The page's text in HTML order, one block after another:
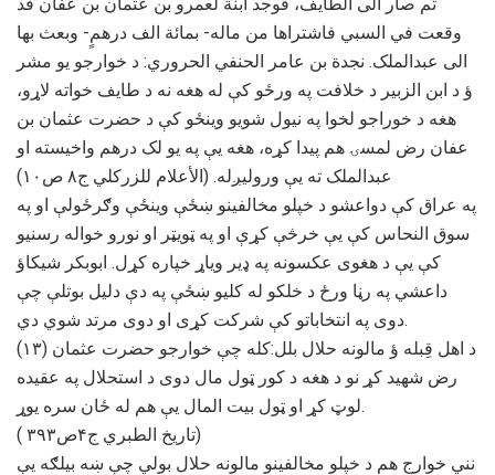
وقعت في السبي فاشتراها من ماله- بمائة الف درهمٍ- وبعث بها
الی عبدالملک. نجدة بن عامر الحنفي الحروري: د خوارجو یو مشر
ؤ د ابن الزبیر د خلافت په ورځو کې له هغه نه د طایف خواته لاړو،
هغه د خوراجو لخوا په نیول شویو وینځو کې د حضرت عثمان بن
عفان رض لمسۍ هم پیدا کړه، هغه یې په یو لک درهم واخیسته او
عبدالملک ته یې ورولیږله. (الأعلام للزركلي ج۸ ص۱۰)
په عراق کې دواعشو د خپلو مخالفینو ښځې وینځې وګرځولې او په
سوق النحاس کې یې خرڅې کړې او په ټویټر او نورو خواله رسنیو
کې یې د هغوی عکسونه په ډير ویاړ خپاره کړل. ابوبکر شیکاؤ
داعشي په رڼا ورځ د خلکو له کلیو ښځې په دې دلیل بوتلې چې
دوی په انتخاباتو کې شرکت کړی او دوی مرتد شوي دي.
(۱۳) د اهل قِبله ؤ مالونه حلال بلل:کله چې خوارجو حضرت عثمان
رض شهید کړ نو د هغه د کور ټول مال دوی د استحلال په عقیده
لوټ کړ او ټول بیت المال یې هم له ځان سره یوړ.
( تاریخ الطبري ج۴ص۳۹۳)
نني خوارج هم د خپلو مخالفینو مالونه حلال بولي چې ښه بیلګه یې